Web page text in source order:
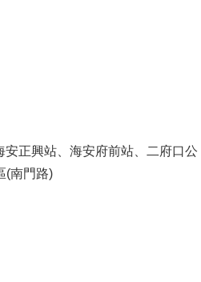
正興站、海安府前站、二府口公
(南門路)